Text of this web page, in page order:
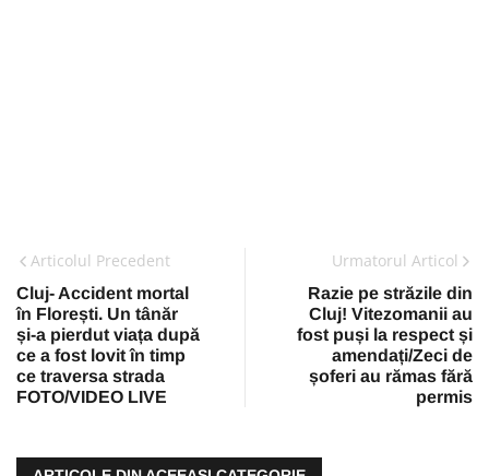
Articolul Precedent
Cluj- Accident mortal
în Florești. Un tânăr
și-a pierdut viața după
ce a fost lovit în timp
ce traversa strada
FOTO/VIDEO LIVE
Urmatorul Articol
Razie pe străzile din
Cluj! Vitezomanii au
fost puși la respect și
amendați/Zeci de
șoferi au rămas fără
permis